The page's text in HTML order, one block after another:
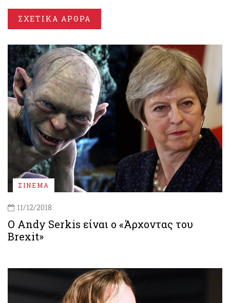
ΣΧΕΤΙΚΑ ΑΡΘΡΑ
ΣΙΝΕΜΑ
11/12/2018
Ο Andy Serkis είναι ο «Άρχοντας του
Brexit»